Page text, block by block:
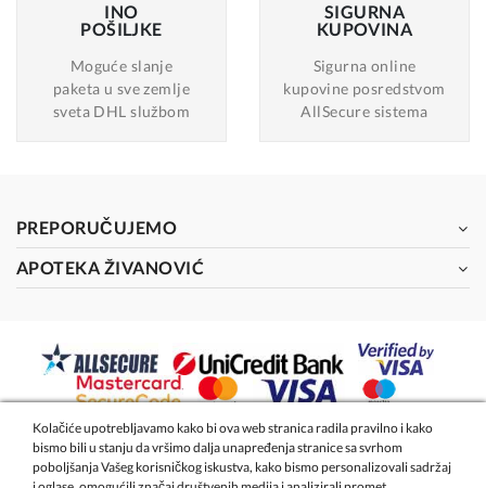
INO
POŠILJKE
Moguće slanje
paketa u sve zemlje
sveta DHL službom
SIGURNA
KUPOVINA
Sigurna online
kupovine posredstvom
AllSecure sistema
PREPORUČUJEMO
APOTEKA ŽIVANOVIĆ
2026 - Apoteka Magistra Živanović
Kolačiće upotrebljavamo kako bi ova web stranica radila pravilno i kako
bismo bili u stanju da vršimo dalja unapređenja stranice sa svrhom
poboljšanja Vašeg korisničkog iskustva, kako bismo personalizovali sadržaj